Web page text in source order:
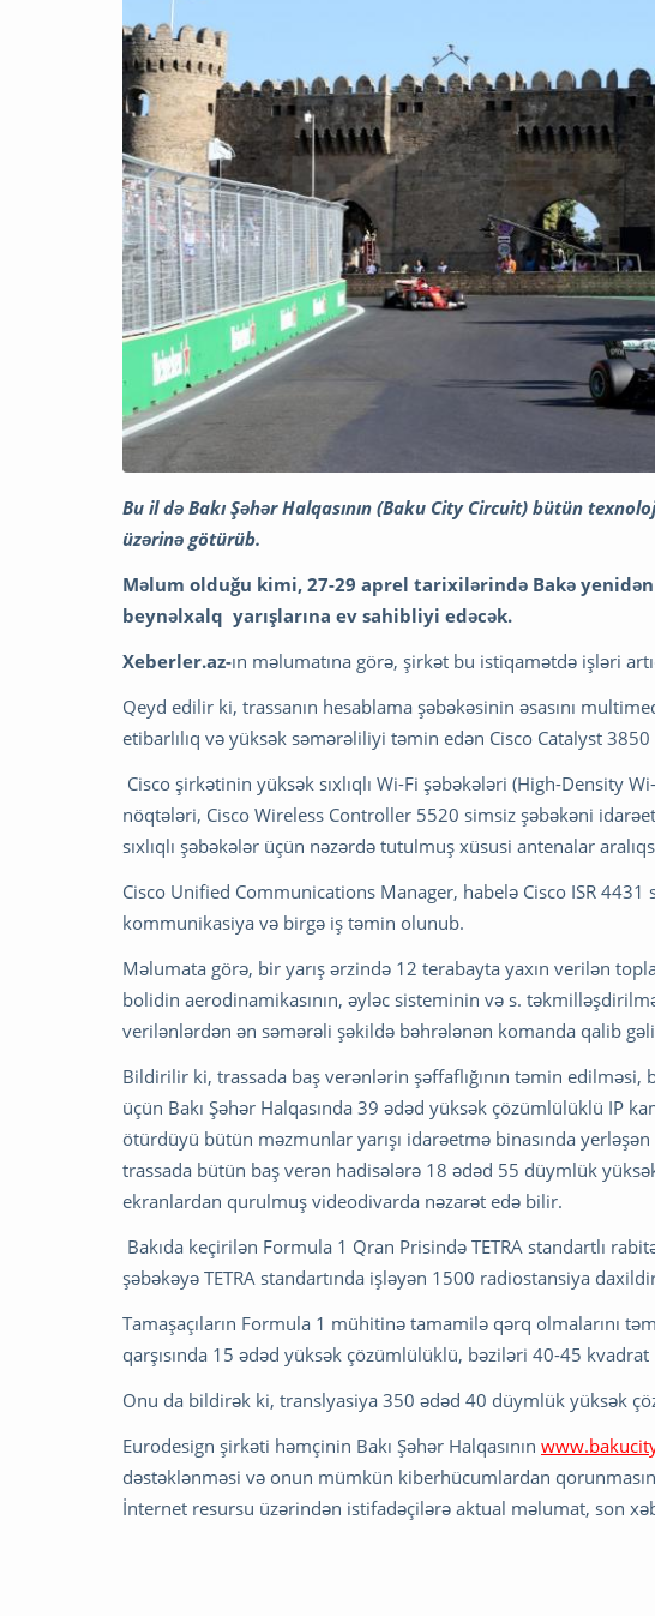
Bu il də Bakı Şəhər Halqasının (Baku City Circuit) bütün
üzərinə götürüb.
Məlum olduğu kimi, 27-29 aprel tarixilərində Bakə
beynəlxalq yarışlarına ev sahibliyi edəcək.
Xeberler.az-ın məlumatına görə, şirkət bu istiqamətdə işləri
Qeyd edilir ki, trassanın hesablama şəbəkəsinin əsasını
etibarlılıq və yüksək səmərəliliyi təmin edən Cisco Catalyst
Cisco şirkətinin yüksək sıxlıqlı Wi-Fi şəbəkələri (High-Density
nöqtələri, Cisco Wireless Controller 5520 simsiz şəbəkəni
sıxlıqlı şəbəkələr üçün nəzərdə tutulmuş xüsusi antenalar
Cisco Unified Communications Manager, habelə Cisco ISR
kommunikasiya və birgə iş təmin olunub.
Məlumata görə, bir yarış ərzində 12 terabayta yaxın verilən
bolidin aerodinamikasının, əyləc sisteminin və s.
verilənlərdən ən səmərəli şəkildə bəhrələnən komanda qalib
Bildirilir ki, trassada baş verənlərin şəffaflığının təmin
üçün Bakı Şəhər Halqasında 39 ədəd yüksək çözümlülüklü IP
ötürdüyü bütün məzmunlar yarışı idarəetmə binasında
trassada bütün baş verən hadisələrə 18 ədəd 55 düymlük
ekranlardan qurulmuş videodivarda nəzarət edə bilir.
Bakıda keçirilən Formula 1 Qran Prisində TETRA standartlı
şəbəkəyə TETRA standartında işləyən 1500 radiostansiya
Tamaşaçıların Formula 1 mühitinə tamamilə qərq olmalarını
qarşısında 15 ədəd yüksək çözümlülüklü, bəziləri 40-45 kvadrat
Onu da bildirək ki, translyasiya 350 ədəd 40 düymlük yüksək
Eurodesign şirkəti həmçinin Bakı Şəhər Halqasının
dəstəklənməsi və onun mümkün kiberhücumlardan
İnternet resursu üzərindən istifadəçilərə aktual məlumat, son